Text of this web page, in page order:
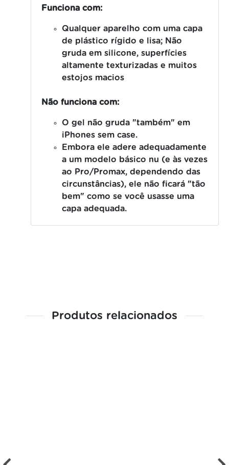
Funciona com:
Qualquer aparelho com uma capa
de plástico rígido e lisa; Não
gruda em silicone, superfícies
altamente texturizadas e muitos
estojos macios
Não funciona com:
O gel não gruda "também" em
iPhones sem case.
Embora ele adere adequadamente
a um modelo básico nu (e às vezes
ao Pro/Promax, dependendo das
circunstâncias), ele não ficará "tão
bem" como se você usasse uma
capa adequada.
Produtos relacionados